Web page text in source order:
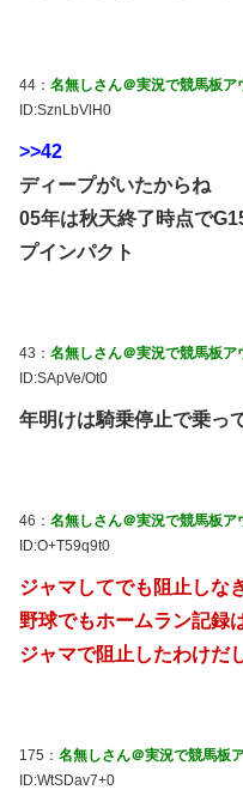
44： 名無しさん＠実況で競馬板ア
ID:SznLbVlH0
>>42
ディープがいたからね
05年は秋天終了時点で
プインパクト
43： 名無しさん＠実況で競馬板ア
ID:SApVe/Ot0
年明けは騎乗停止で乗っ
46： 名無しさん＠実況で競馬板ア
ID:O+T59q9t0
ジャマしてでも阻止しな
野球でもホームラン記録
ジャマで阻止したわけだ
175： 名無しさん＠実況で競馬板
ID:WtSDav7+0